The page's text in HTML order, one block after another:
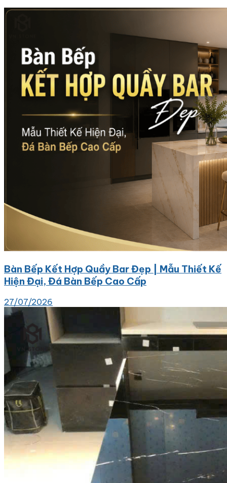
Bàn Bếp Kết Hợp Quầy Bar Đẹp | Mẫu Thiết Kế
Hiện Đại, Đá Bàn Bếp Cao Cấp
27/07/2026